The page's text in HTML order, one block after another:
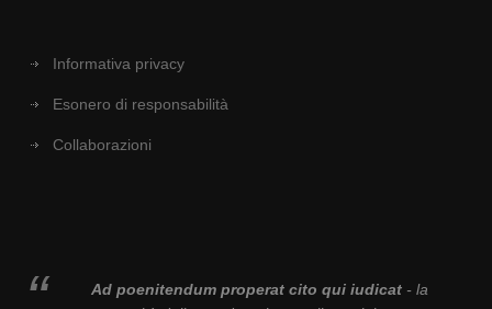
Informativa privacy
Esonero di responsabilità
Collaborazioni
Ad poenitendum properat cito qui iudicat- la